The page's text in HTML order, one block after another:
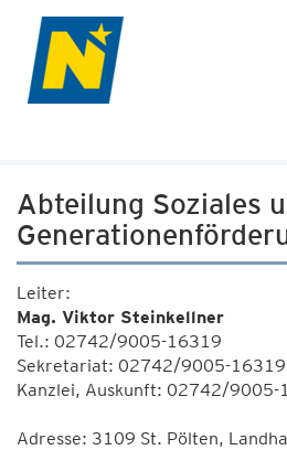
Abteilung Soziales
Leiter:
Mag. Viktor Steinkellner
Tel.: 02742/9005-16319
Sekretariat: 02742/9005-16319
Kanzlei, Auskunft: 02742/
Adresse: 3109 St. Pölten,